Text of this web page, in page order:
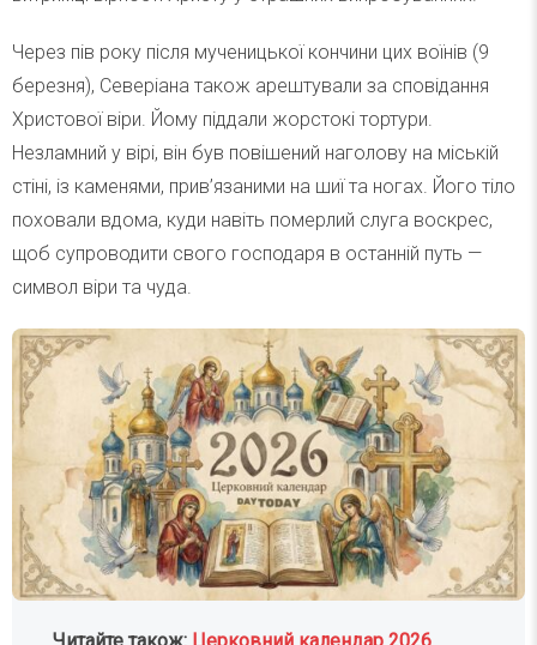
Через пів року після мученицької кончини цих воїнів (9
березня), Северіана також арештували за сповідання
Христової віри. Йому піддали жорстокі тортури.
Незламний у вірі, він був повішений наголову на міській
стіні, із каменями, прив’язаними на шиї та ногах. Його тіло
поховали вдома, куди навіть померлий слуга воскрес,
щоб супроводити свого господаря в останній путь —
символ віри та чуда.
Читайте також: Церковний календар 2026